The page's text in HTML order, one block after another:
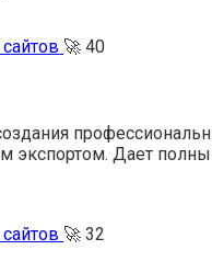
🚀 40
экспортом. Дает
🚀 32